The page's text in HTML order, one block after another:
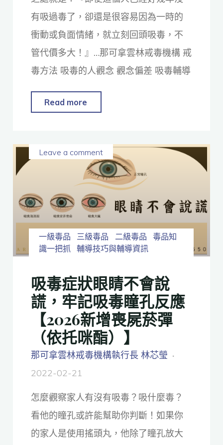
有吸過毒了，卻還是很容易因為一時的
衝動或負面情緒，就立刻回頭吸毒，不
管代價多大！』…那可拿雲林戒毒機構 戒
毒方法 吸毒的人觀念 觀念偏差 吸毒輔導
Read more
一級毒品 三級毒品 二級毒品
毒品知
識一把抓
輔導技巧與輔導資訊
Leave a comment
吸毒症狀眼睛不會說
謊，牢記吸毒瞳孔反應
【2026新增喪屍菸彈
（依托咪酯）】
那可拿雲林戒毒機構執行長 林芯瑩
2022-02-21
怎麼觀察家人有沒有吸毒？吸什麼毒？
看他的瞳孔或許能幫助你判斷！如果你
的家人是使用搖頭丸，他除了瞳孔放大